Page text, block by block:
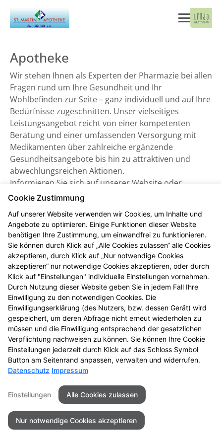
Apotheke
Wir stehen Ihnen als Experten der Pharmazie bei allen
Fragen rund um Ihre Gesundheit und Ihr
Wohlbefinden zur Seite – ganz individuell und auf Ihre
Bedürfnisse zugeschnitten. Unser vielseitiges
Leistungsangebot reicht von einer kompetenten
Beratung und einer umfassenden Versorgung mit
Medikamenten über zahlreiche ergänzende
Gesundheitsangebote bis hin zu attraktiven und
abwechlungsreichen Aktionen.
Informieren Sie sich auf unserer Website oder
besuchen Sie uns direkt vor Ort. Wir freuen uns auf
Seitenübersicht
Datenschutz
Barrierefreiheit
© 2026 St. Martin Apotheke
Cookie Zustimmung
Auf unserer Website verwenden wir Cookies, um Inhalte und
Angebote zu optimieren. Einige Funktionen dieser Website
benötigen Ihre Zustimmung, um einwandfrei zu funktionieren.
Sie können durch Klick auf „Alle Cookies zulassen“ alle Cookies
akzeptieren, durch Klick auf „Nur notwendige Cookies
akzeptieren“ nur notwendige Cookies akzeptieren, oder durch
Klick auf "Einstellungen" individuelle Einstellungen vornehmen.
Durch Nutzung dieser Website geben Sie in jedem Fall Ihre
Einwilligung zu den notwendigen Cookies. Die
Einwilligungserklärung (des Nutzers, bzw. dessen Gerät) wird
gespeichert, um deren Abfrage nicht erneut wiederholen zu
müssen und die Einwilligung entsprechend der gesetzlichen
Verpflichtung nachweisen zu können. Sie können Ihre Cookie
Einstellungen jederzeit durch Klick auf das Schloss Symbol
Button am Seitenrand anpassen, verwalten und widerrufen.
Datenschutz Impressum
Einstellungen Alle Cookies zulassen
Nur notwendige Cookies akzeptieren